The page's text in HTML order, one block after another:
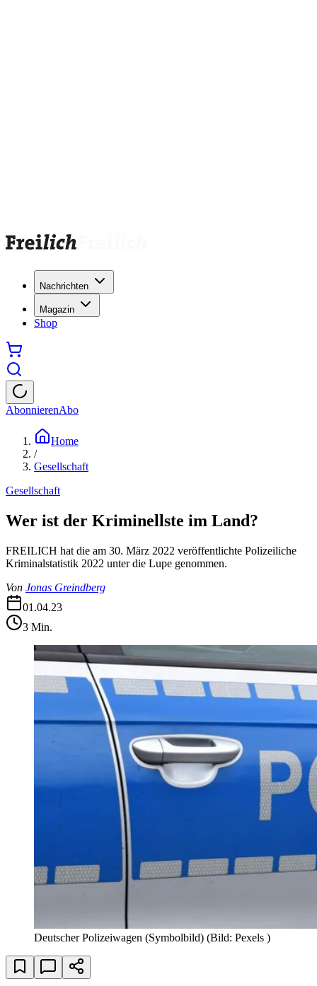
Nachrichten
Magazin
Shop
AbonnierenAbo
Home
/
Gesellschaft
Gesellschaft
Wer ist der Kriminellste im Land?
FREILICH hat die am 30. März 2022 veröffentlichte Polizeiliche
Kriminalstatistik 2022 unter die Lupe genommen.
Von Jonas Greindberg
01.04.23
3 Min.
Deutscher Polizeiwagen (Symbolbild) (Bild: Pexels )